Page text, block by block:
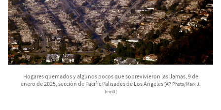
Hogares quemados y algunos pocos que sobrevivieron las llamas, 9 de
enero de 2025, sección de Pacific Palisades de Los Ángeles [AP Photo/Mark J.
Terrill]